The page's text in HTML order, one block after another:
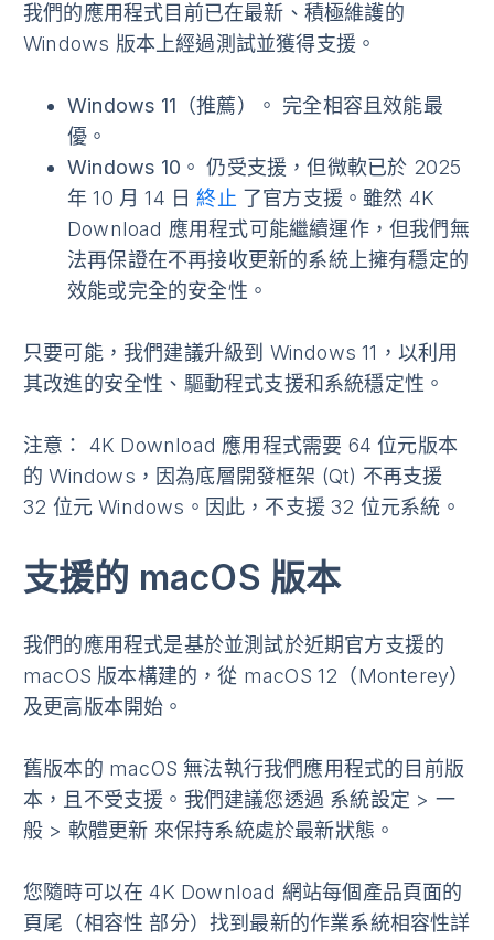
我們的應用程式目前已在最新、積極維護的
Windows 版本上經過測試並獲得支援。
Windows 11（推薦）
。 完全相容且效能最
優。
Windows 10 。 仍受支援，但微軟已於 2025
年 10 月 14 日終止 了官方支援。雖然 4K
Download 應用程式可能繼續運作，但我們無
法再保證在不再接收更新的系統上擁有穩定的
效能或完全的安全性。
只要可能，我們建議升級到 Windows 11，以利用
其改進的安全性、驅動程式支援和系統穩定性。
注意 ： 4K Download 應用程式需要 64 位元版本
的 Windows，因為底層開發框架 (Qt) 不再支援
32 位元 Windows。因此，不支援 32 位元系統。
支援的 macOS 版本
我們的應用程式是基於並測試於近期官方支援的
macOS 版本構建的，從 macOS 12（Monterey）
及更高版本開始。
舊版本的 macOS 無法執行我們應用程式的目前版
本，且不受支援。我們建議您透過 系統設定 > 一
般 > 軟體更新 來保持系統處於最新狀態。
您隨時可以在 4K Download 網站每個產品頁面的
頁尾（相容性 部分）找到最新的作業系統相容性詳